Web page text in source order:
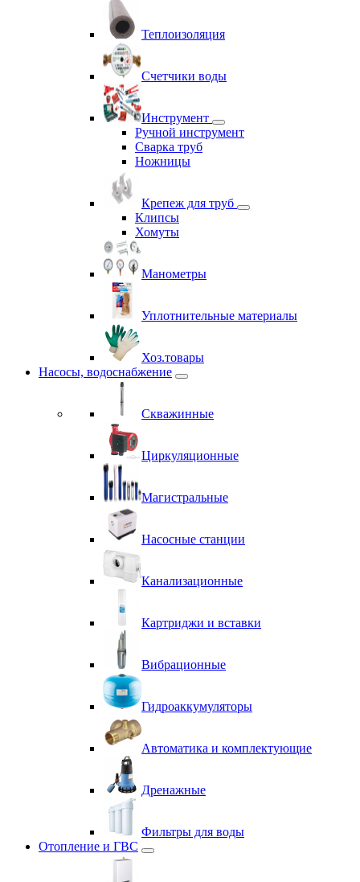
Теплоизоляция
Счетчики воды
Инструмент
Ручной инструмент
Сварка труб
Ножницы
Крепеж для труб
Клипсы
Хомуты
Манометры
Уплотнительные материалы
Хоз.товары
Насосы, водоснабжение
Скважинные
Циркуляционные
Магистральные
Насосные станции
Канализационные
Картриджи и вставки
Вибрационные
Гидроаккумуляторы
Автоматика и комплектующие
Дренажные
Фильтры для воды
Отопление и ГВС